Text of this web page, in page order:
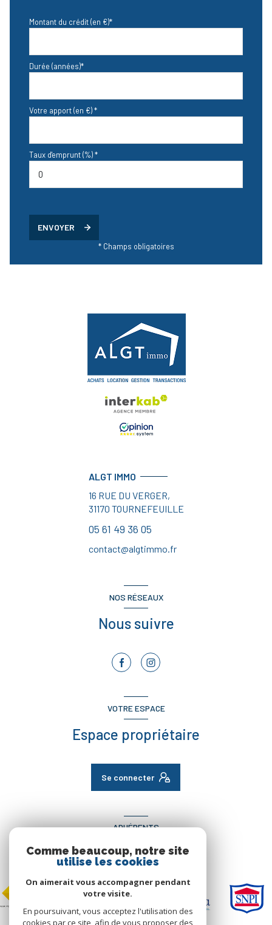
Montant du crédit (en €)*
Durée (années)*
Votre apport (en €) *
Taux d'emprunt (%) *
ENVOYER
* Champs obligatoires
ALGT IMMO
16 RUE DU VERGER,
31170 TOURNEFEUILLE
05 61 49 36 05
contact@algtimmo.fr
NOS RÉSEAUX
Nous suivre
VOTRE ESPACE
Espace propriétaire
Se connecter
ADHÉRENTS
Nous adhérons
Comme beaucoup, notre site
utilise les cookies
On aimerait vous accompagner pendant
votre visite.
En poursuivant, vous acceptez l'utilisation des
cookies par ce site, afin de vous proposer des